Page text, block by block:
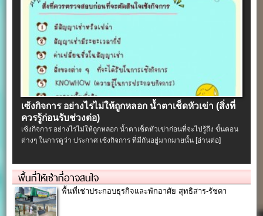
เซ้งกิจการ อย่างไรไม่ให้ถูกหลอก น้ำตาเช็ดหัวเข่า (สิ่งที่
ควรรู้ก่อนรับช่วงต่อ)
เซ้งกิจการ อย่างไรไม่ให้ถูกหลอก น้ำตาเช็ดหัวเข่าก่อนที่จะไปรู้ถึง ขั้นตอน
ต่างๆ ในการดูว่า ประกาศ เซ้งกิจการ ที่มีกันอยู่มากมายนั้น[อ่านต่อ]
พื้นที่ให้เช่าที่อาจสนใจ
พื้นที่เช่าประกอบธุรกิจและพักอาศัย สุทธิสาร-รัชดา